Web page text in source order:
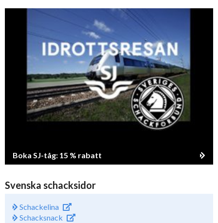
Boka SJ-tåg: 15 % rabatt
Svenska schacksidor
Schackelina
Schacksnack